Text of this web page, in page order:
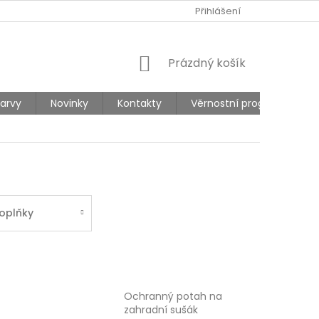
Přihlášení
NÁKUPNÍ
Prázdný košík
Novinky Kontakty Věrnostní program
Ochranný potah na
zahradní sušák